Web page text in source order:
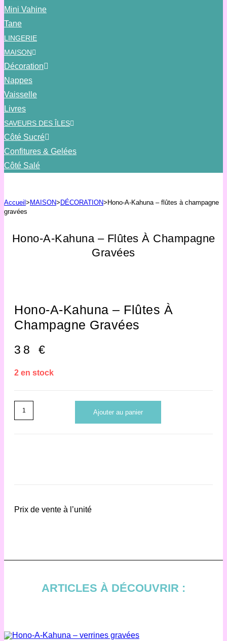
Mini Vahine
Tane
LINGERIE
MAISON
Décoration
Nappes
Vaisselle
Livres
SAVEURS DES ÎLES
Côté Sucré
Confitures & Gelées
Côté Salé
Accueil > MAISON> DÉCORATION> Hono-A-Kahuna – flûtes à champagne
gravées
Hono-A-Kahuna – Flûtes À Champagne
Gravées
Hono-A-Kahuna – Flûtes À
Champagne Gravées
38€
2 en stock
quantité
de
à
Ajouter au panier
Prix de vente à l’unité
ARTICLES À DÉCOUVRIR :